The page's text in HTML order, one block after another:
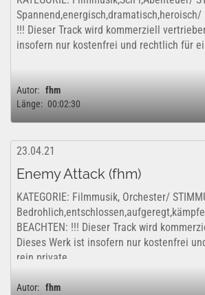
Spannend,energisch,dramatisch,heroisch/
!!! Dieser Track wird kommerziell
insofern nur kostenfrei und rechtlich für
Autor: fhm
Länge: 00:02:30
23.04.21
Enemy Attack (fhm)
KATEGORIE: Filmmusik, Orchester/
BEACHTEN: !!! Dieser Track wird
Dieses Werk ist insofern nur kostenfrei
rein private,...
Autor: fhm